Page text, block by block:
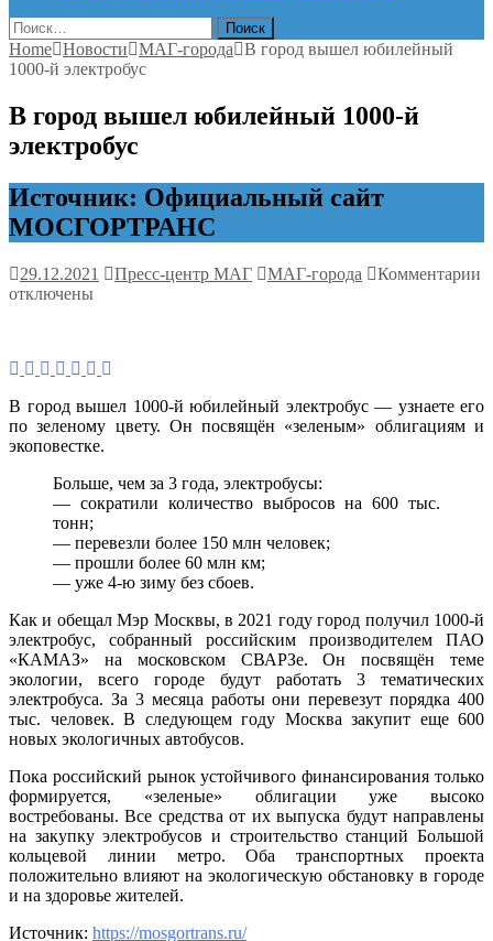
Найти:
Home Новости МАГ-города
В город вышел юбилейный
1000-й электробус
В город вышел юбилейный 1000-й
электробус
Источник: Официальный сайт
МОСГОРТРАНС
29.12.2021 Пресс-центр МАГ МАГ-города Комментарии
й
отключены
В город вышел 1000-й юбилейный электробус — узнаете его
по зеленому цвету. Он посвящён «зеленым» облигациям и
экоповестке.
Больше, чем за 3 года, электробусы:
— сократили количество выбросов на 600 тыс.
тонн;
— перевезли более 150 млн человек;
— прошли более 60 млн км;
— уже 4-ю зиму без сбоев.
Как и обещал Мэр Москвы, в 2021 году город получил 1000-й
электробус, собранный российским производителем ПАО
«КАМАЗ» на московском СВАРЗе. Он посвящён теме
экологии, всего городе будут работать 3 тематических
электробуса. За 3 месяца работы они перевезут порядка 400
тыс. человек. В следующем году Москва закупит еще 600
новых экологичных автобусов.
Пока российский рынок устойчивого финансирования только
формируется, «зеленые» облигации уже высоко
востребованы. Все средства от их выпуска будут направлены
на закупку электробусов и строительство станций Большой
кольцевой линии метро. Оба транспортных проекта
положительно влияют на экологическую обстановку в городе
и на здоровье жителей.
Источник: https://mosgortrans.ru/